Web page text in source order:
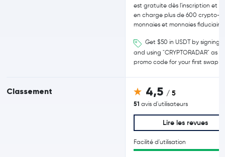
Classement
est gratuite dès l'inscription et
en charge plus de 600 crypto-
monnaies et monnaies
Get $50 in USDT by signing
and using "CRYPTORADAR" as
promo code for your first swap
4,5 / 5
51 avis d'utilisateurs
Lire les revues
Facilité d'utilisation